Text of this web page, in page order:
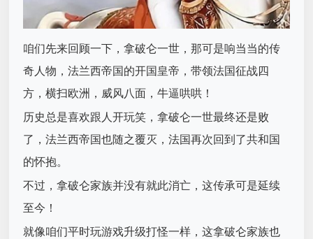
咱们先来回顾一下，拿破仑一世，那可是响当当的传
奇人物，法兰西帝国的开国皇帝，带领法国征战四
方，横扫欧洲，威风八面，牛逼哄哄！
历史总是喜欢跟人开玩笑，拿破仑一世最终还是败
了，法兰西帝国也随之覆灭，法国再次回到了共和国
的怀抱。
不过，拿破仑家族并没有就此消亡，这传承可是延续
至今！
就像咱们平时玩游戏升级打怪一样，这拿破仑家族也